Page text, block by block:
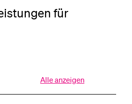
für
Alle anzeigen
Sektionen